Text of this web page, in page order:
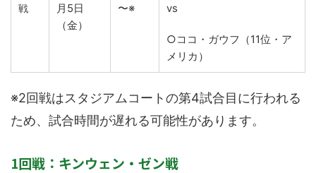
戦
月5日
（金）
〜※
vs
○ココ・ガウフ（11位・ア
メリカ）
※2回戦はスタジアムコートの第4試合目に行われる
ため、試合時間が遅れる可能性があります。
1回戦：キンウェン・ゼン戦